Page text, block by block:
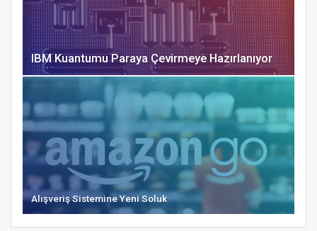
IBM Kuantumu Paraya Çevirmeye Hazırlanıyor
Alışveriş Sistemine Yeni Soluk